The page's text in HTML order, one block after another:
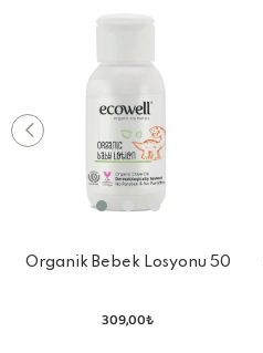
Organik Bebek Losyonu 50
309,00₺